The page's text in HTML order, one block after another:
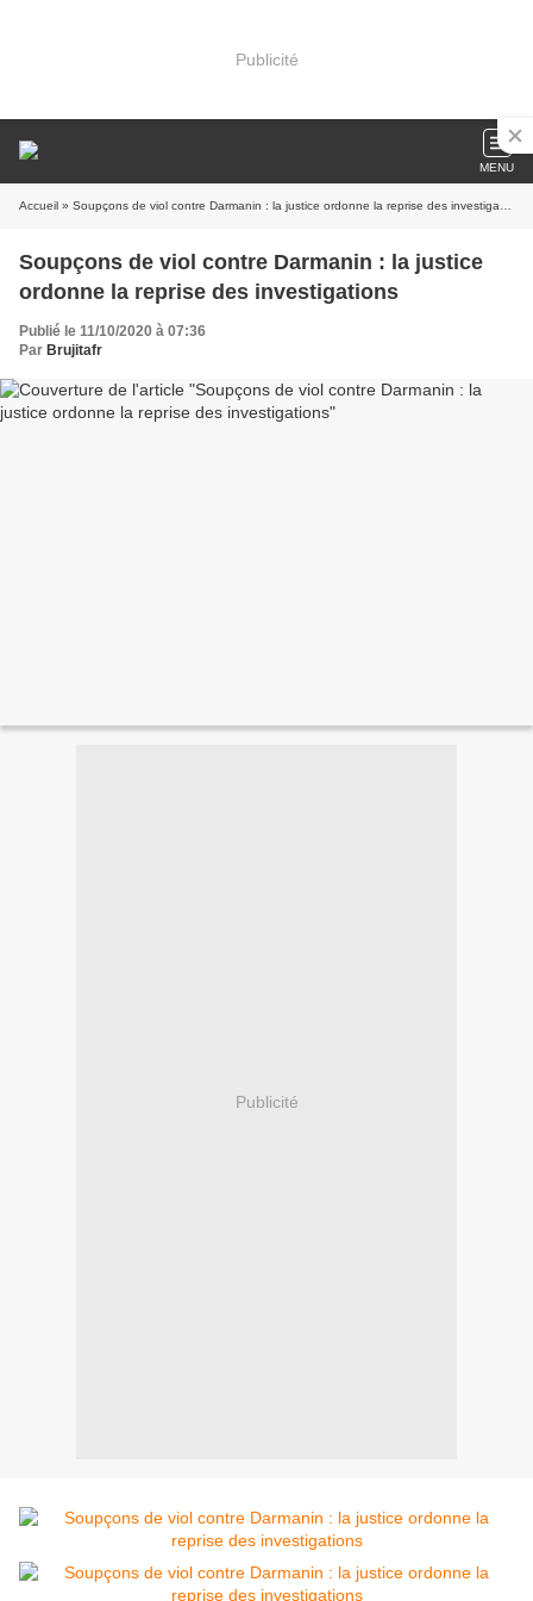
Publicité
MENU
Accueil » Soupçons de viol contre Darmanin : la justice ordonne la reprise des investigations
Soupçons de viol contre Darmanin : la justice
ordonne la reprise des investigations
Publié le 11/10/2020 à 07:36
Par Brujitafr
Publicité